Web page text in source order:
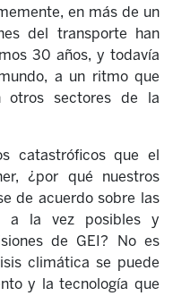
en más de un
del transporte han
30 años, y todavía
a un ritmo que
otros sectores de la
catastróficos que el
¿por qué nuestros
de acuerdo sobre las
a la vez posibles y
de GEI? No es
climática se puede
y la tecnología que